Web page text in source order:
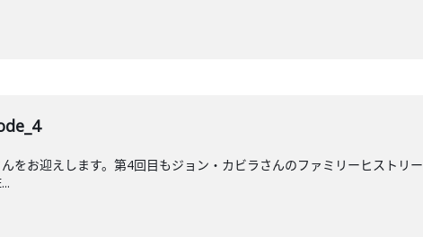
をお迎えします。第4回目もジョン・カビラさんのファミリーヒストリ